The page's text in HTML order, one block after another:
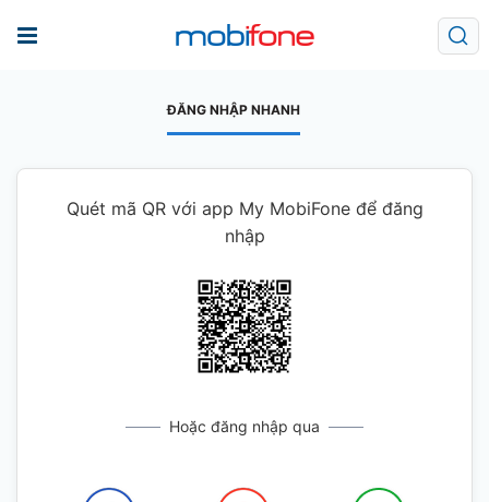
ĐĂNG NHẬP NHANH
Quét mã QR với app My MobiFone để đăng
nhập
Hoặc đăng nhập qua